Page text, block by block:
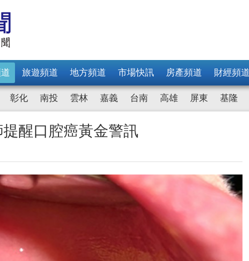
旅遊頻道 地方頻道 市場快訊 房產頻道 財經頻道
彰化 南投 雲林 嘉義 台南 高雄 屏東 基隆
醒口腔癌黃金警訊